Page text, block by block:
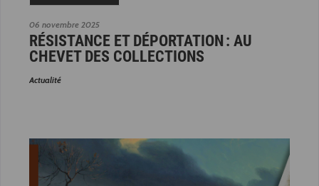
06 novembre 2025
RÉSISTANCE ET DÉPORTATION : AU
CHEVET DES COLLECTIONS
Actualité